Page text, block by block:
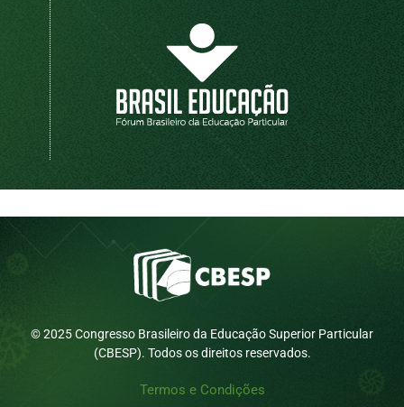
© 2025 Congresso Brasileiro da Educação Superior Particular
(CBESP). Todos os direitos reservados.
Termos e Condições